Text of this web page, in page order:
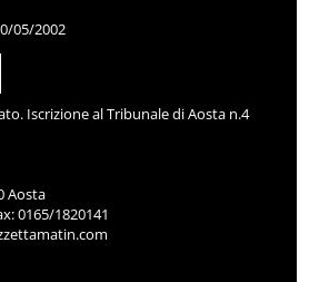
05/2002
Iscrizione al Tribunale di Aosta n.4
Aosta
0165/1820141